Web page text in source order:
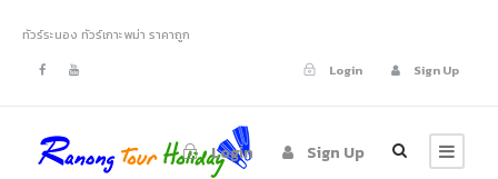
ทัวร์ระนอง ทัวร์เกาะพม่า ราคาถูก
Login
Sign Up
Login Sign Up